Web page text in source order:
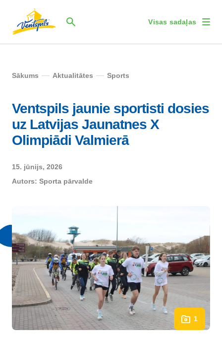
Visas sadaļas
Sākums Aktualitātes Sports
Ventspils jaunie sportisti dosies
uz Latvijas Jaunatnes X
Olimpiādi Valmierā
15. jūnijs, 2026
Autors: Sporta pārvalde
1